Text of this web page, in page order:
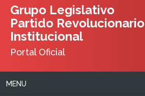
Grupo Legislativo
Partido Revolucionario
Institucional
Portal Oficial
MENU